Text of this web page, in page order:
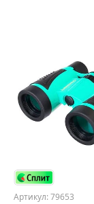
Артикул: 79653